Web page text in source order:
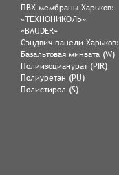
ПВХ мембраны Харьков:
«ТЕХНОНИКОЛЬ»
«BAUDER»
Сэндвич-панели Харьков:
Базальтовая минвата (W)
Полиизоцианурат (PIR)
Полиуретан (PU)
Полистирол (S)